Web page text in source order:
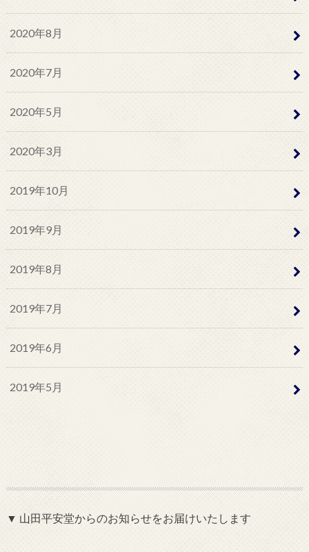
2020年8月
2020年7月
2020年5月
2020年3月
2019年10月
2019年9月
2019年8月
2019年7月
2019年6月
2019年5月
▼ 山田平安堂からのお知らせをお届けいたします